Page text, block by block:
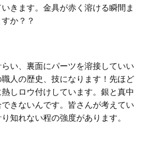
きます。金具が赤く溶ける瞬間ま
か？？
い、裏面にパーツを溶接していい
人の歴史、技になります！先ほど
しロウ付けしています。銀と真中
きないんです。皆さんが考えてい
知れない程の強度があります。